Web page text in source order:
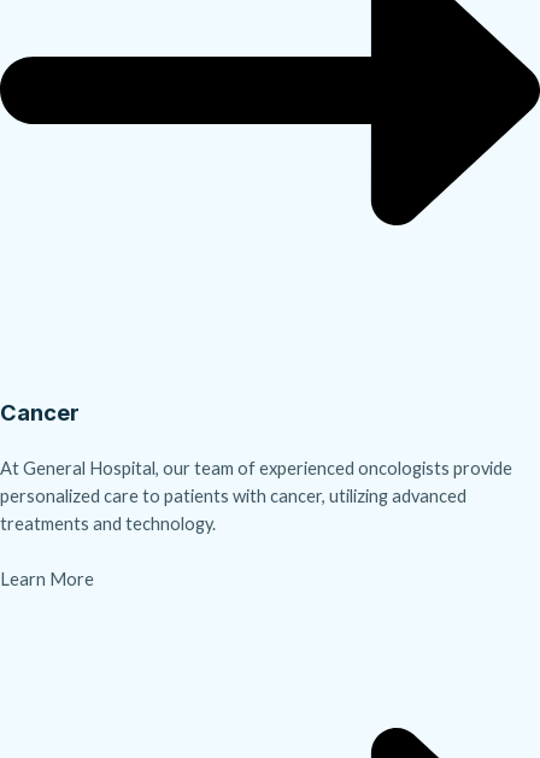
Cancer
At General Hospital, our team of experienced oncologists provide
personalized care to patients with cancer, utilizing advanced
treatments and technology.
Learn More